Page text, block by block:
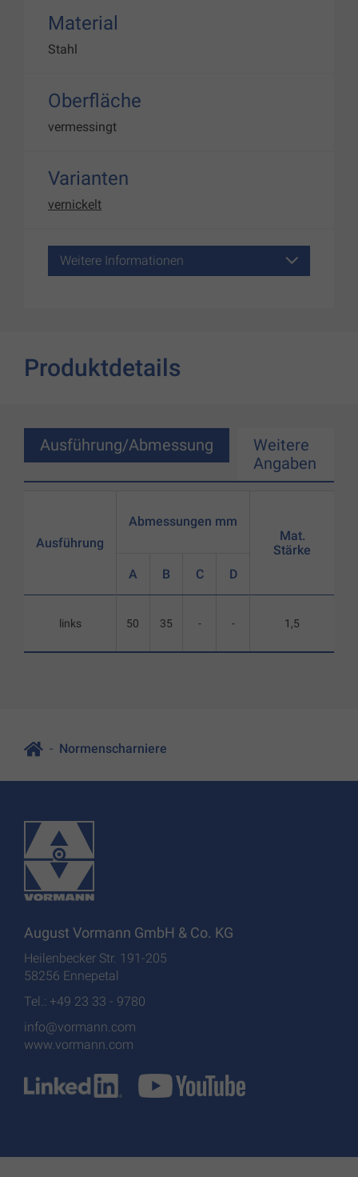
Material
Stahl
Oberfläche
vermessingt
Varianten
vernickelt
Weitere Informationen
Produktdetails
Ausführung/Abmessung
Weitere
Angaben
Ausführung
links
Abmessungen mm
A B C D
50 35 - -
Mat.
Stärke
1,5
Normenscharniere
August Vormann GmbH & Co. KG
Heilenbecker Str. 191-205
58256 Ennepetal
Tel.: +49 23 33 - 9780
info@vormann.com
www.vormann.com